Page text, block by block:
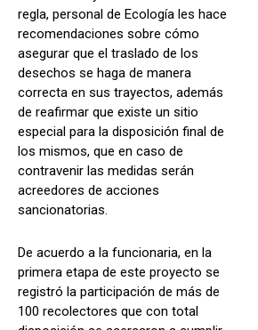
regla, personal de Ecología les hace
recomendaciones sobre cómo
asegurar que el traslado de los
desechos se haga de manera
correcta en sus trayectos, además
de reafirmar que existe un sitio
especial para la disposición final de
los mismos, que en caso de
contravenir las medidas serán
acreedores de acciones
sancionatorias.
De acuerdo a la funcionaria, en la
primera etapa de este proyecto se
registró la participación de más de
100 recolectores que con total